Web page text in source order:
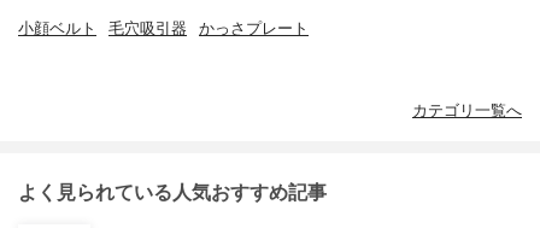
小顔ベルト 毛穴吸引器 かっさプレート
カテゴリ一覧へ
よく見られている人気おすすめ記事